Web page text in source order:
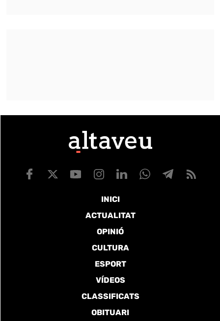
INICI
ACTUALITAT
OPINIÓ
CULTURA
ESPORT
VÍDEOS
CLASSIFICATS
OBITUARI